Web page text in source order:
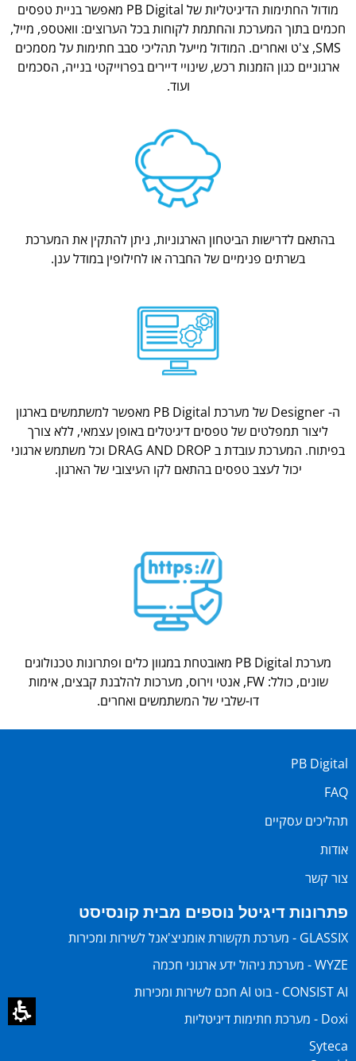
מודול החתימות הדיגיטליות של PB Digital מאפשר בניית טפסים
חכמים בתוך המערכת והחתמת לקוחות בכל הערוצים: וואטספ, מייל,
SMS, צ'ט ואחרים. המודול מייעל תהליכי סבב חתימות על מסמכים
ארגוניים כגון הזמנות רכש, שינויי דיירים בפרוייקטי בנייה, הסכמים
ועוד.
בהתאם לדרישות הביטחון הארגוניות, ניתן להתקין את המערכת
בשרתים פנימיים של החברה או לחילופין במודל ענן.
ה- Designer של מערכת PB Digital מאפשר למשתמשים בארגון
ליצור תמפלטים של טפסים דיגיטלים באופן עצמאי, ללא צורך
בפיתוח. המערכת עובדת ב DRAG AND DROP וכל משתמש ארגוני
יכול לעצב טפסים בהתאם לקו העיצובי של הארגון.
מערכת PB Digital מאובטחת במגוון כלים ופתרונות טכנולוגים
שונים, כולל: FW, אנטי וירוס, מערכות להלבנת קבצים, אימות
דו-שלבי של המשתמשים ואחרים.
PB Digital
FAQ
תהליכים עסקיים
אודות
צור קשר
פתרונות דיגיטל נוספים מבית קונסיסט
GLASSIX - מערכת תקשורת אומניצ'אנל לשירות ומכירות
WYZE - מערכת ניהול ידע ארגוני חכמה
CONSIST AI - בוט AI חכם לשירות ומכירות
Doxi - מערכת חתימות דיגיטליות
Syteca